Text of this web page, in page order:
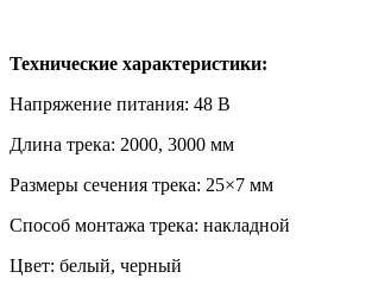
Технические характеристики:
Напряжение питания: 48 В
Длина трека: 2000, 3000 мм
Размеры сечения трека: 25×7 мм
Способ монтажа трека: накладной
Цвет: белый, черный